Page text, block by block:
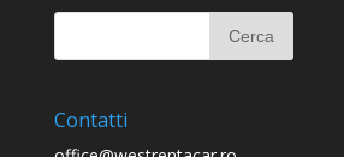
Contatti